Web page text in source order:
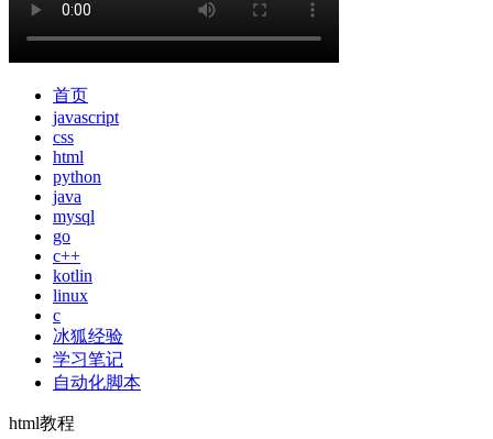
首页
javascript
css
html
python
java
mysql
go
c++
kotlin
linux
c
冰狐经验
学习笔记
自动化脚本
html教程